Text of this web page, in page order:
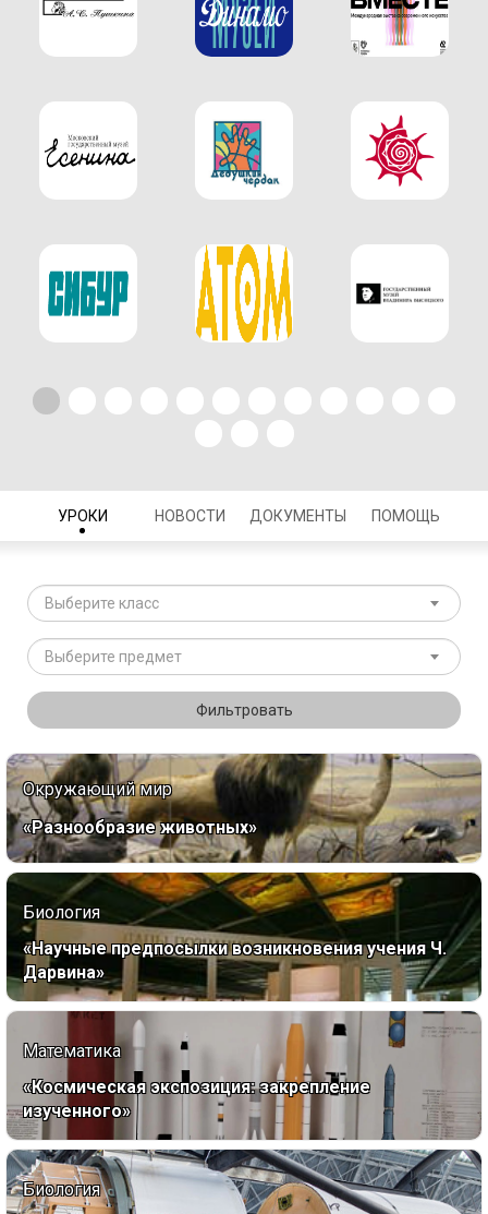
УРОКИ НОВОСТИ ДОКУМЕНТЫ ПОМОЩЬ
Выберите класс
Выберите предмет
Фильтровать
Окружающий мир
«Разнообразие животных»
Биология
«Научные предпосылки возникновения учения Ч.
Дарвина»
Математика
«Космическая экспозиция: закрепление
изученного»
Биология